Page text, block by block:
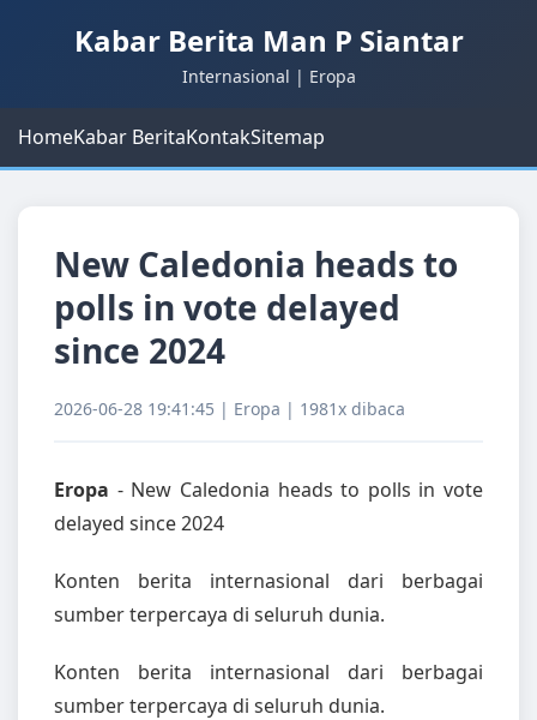
Kabar Berita Man P Siantar
Internasional | Eropa
HomeKabar BeritaKontakSitemap
New Caledonia heads to
polls in vote delayed
since 2024
2026-06-28 19:41:45 | Eropa | 1981x dibaca
Eropa - New Caledonia heads to polls in vote
delayed since 2024
Konten berita internasional dari berbagai
sumber terpercaya di seluruh dunia.
Konten berita internasional dari berbagai
sumber terpercaya di seluruh dunia.